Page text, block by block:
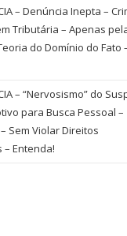
– Denúncia Inepta –
Tributária – Apenas
do Domínio do Fato
– “Nervosismo” do
para Busca Pessoal –
Sem Violar Direitos
– Entenda!